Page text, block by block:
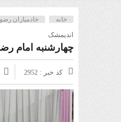
خانه خادمیاران
اندیمشک
چهارشنبه امام
کد خبر : 2952